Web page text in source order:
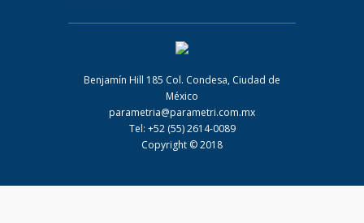
Benjamín Hill 185 Col. Condesa, Ciudad de
México
parametria@parametri.com.mx
Tel: +52 (55) 2614-0089
Copyright © 2018